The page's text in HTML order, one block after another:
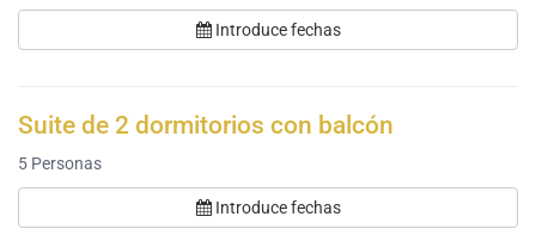
Introduce fechas
Suite de 2 dormitorios con balcón
5 Personas
Introduce fechas